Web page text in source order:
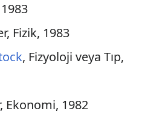
Fizik, 1983
, Fizyoloji veya Tıp,
Ekonomi, 1982